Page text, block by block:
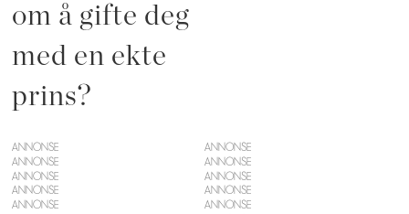
om å gifte deg
med en ekte
prins?
ANNONSE
ANNONSE
ANNONSE
ANNONSE
ANNONSE